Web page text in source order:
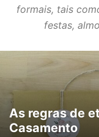
formais, tais
festas,
As regras de
Casamento